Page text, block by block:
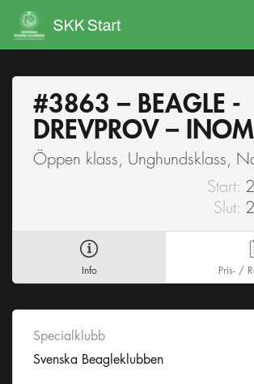
#3863 – BEAGLE -
DREVPROV –
Öppen klass, Unghundsklass,
Start:
Slut:
Info Pris- /
Specialklubb
Svenska Beagleklubben